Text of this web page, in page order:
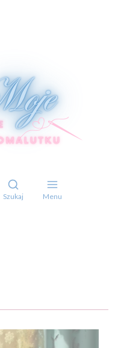
szczegóły
Otwórz wyszukiwarkę
Szukaj Menu